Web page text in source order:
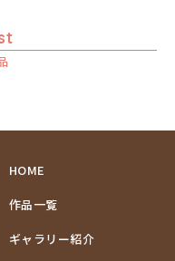
HOME
作品一覧
ギャラリー紹介